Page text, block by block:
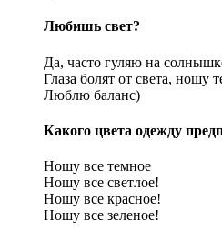
Любишь свет?
Да, часто гуляю на
Глаза болят от света, ношу
Люблю баланс)
Какого цвета одежду
Ношу все темное
Ношу все светлое!
Ношу все красное!
Ношу все зеленое!